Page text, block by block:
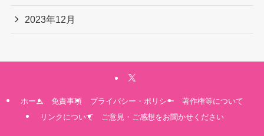
2023年12月
ホーム 免責事項 プライバシー・ポリシー
著作権等について
リンクについて
ご意見・ご感想をお聞かせください